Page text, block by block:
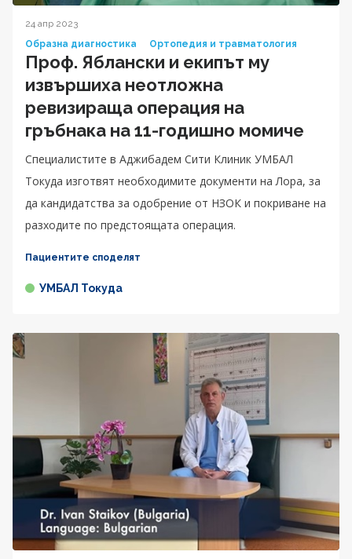
24 апр 2023
Образна диагностика
Ортопедия и травматология
Проф. Яблански и екипът му
извършиха неотложна
ревизираща операция на
гръбнака на 11-годишно момиче
Специалистите в Аджибадем Сити Клиник УМБАЛ
Токуда изготвят необходимите документи на Лора, за
да кандидатства за одобрение от НЗОК и покриване на
разходите по предстоящата операция.
Пациентите споделят
УМБАЛ Токуда